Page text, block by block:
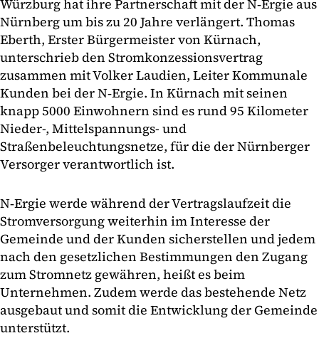
Würzburg hat ihre Partnerschaft mit der N‑Ergie aus
Nürnberg um bis zu 20 Jahre verlängert. Thomas
Eberth, Erster Bürgermeister von Kürnach,
unterschrieb den Stromkonzessionsvertrag
zusammen mit Volker Laudien, Leiter Kommunale
Kunden bei der N‑Ergie. In Kürnach mit seinen
knapp 5000 Einwohnern sind es rund 95 Kilometer
Nieder-, Mittelspannungs- und
Straßenbeleuchtungsnetze, für die der Nürnberger
Versorger verantwortlich ist.
N‑Ergie werde während der Vertragslaufzeit die
Stromversorgung weiterhin im Interesse der
Gemeinde und der Kunden sicherstellen und jedem
nach den gesetzlichen Bestimmungen den Zugang
zum Stromnetz gewähren, heißt es beim
Unternehmen. Zudem werde das bestehende Netz
ausgebaut und somit die Entwicklung der Gemeinde
unterstützt.